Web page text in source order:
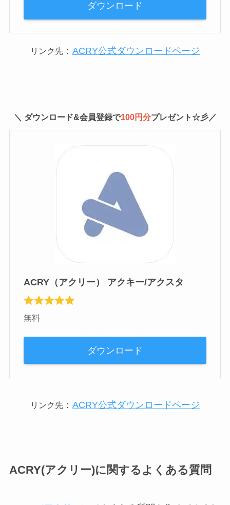
ダウンロード
リンク先 ： ACRY公式ダウンロードページ
＼ ダウンロード&会員登録で100円分プレゼント☆彡／
ACRY（アクリー） アクキー/アクスタ
無料
ダウンロード
リンク先 ： ACRY公式ダウンロードページ
ACRY(アクリー)に関するよくある質問